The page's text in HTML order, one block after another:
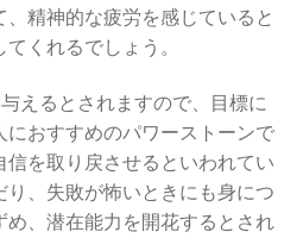
精神的な疲労を感じていると
くれるでしょう。
えるとされますので、目標に
おすすめのパワーストーンで
を取り戻させるといわれてい
、失敗が怖いときにも身につ
、潜在能力を開花するとされ